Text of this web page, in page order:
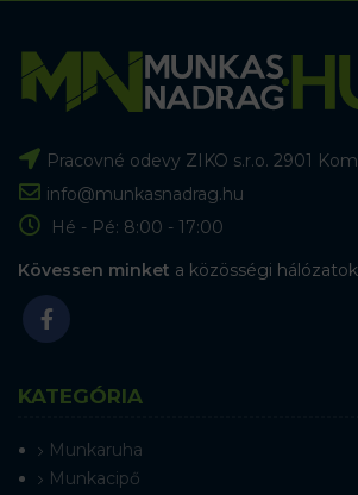
Pracovné odevy ZIKO s.r.o. 2901
info@munkasnadrag.hu
Hé - Pé: 8:00 - 17:00
Kövessen minket a közösségi
KATEGÓRIA
Munkaruha
Munkacipő